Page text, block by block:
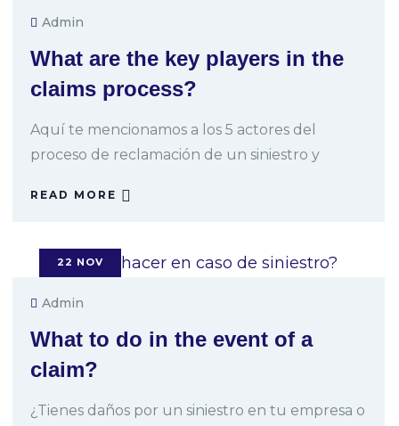
Admin
What are the key players in the
claims process?
Aquí te mencionamos a los 5 actores del
proceso de reclamación de un siniestro y
READ MORE
22 NOV
Admin
What to do in the event of a
claim?
¿Tienes daños por un siniestro en tu empresa o